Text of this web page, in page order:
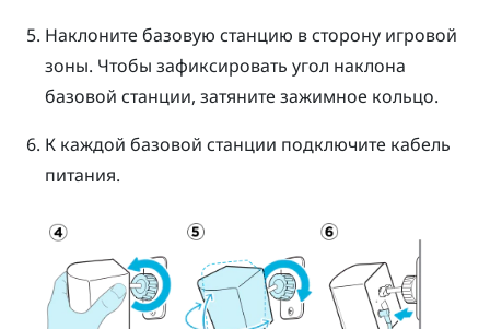
Наклоните базовую станцию в сторону игровой
зоны. Чтобы зафиксировать угол наклона
базовой станции, затяните зажимное кольцо.
К каждой базовой станции подключите кабель
питания.